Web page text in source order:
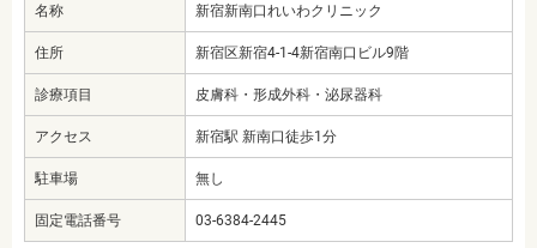
名称 新宿新南口れいわクリニック
住所 新宿区新宿4-1-4新宿南口ビル9階
診療項目 皮膚科・形成外科・泌尿器科
アクセス 新宿駅 新南口徒歩1分
駐車場 無し
固定電話番号 03-6384-2445